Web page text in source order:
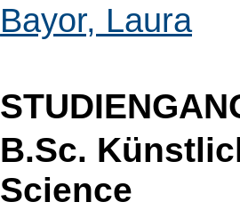
Bayor, Laura
B.Sc.
Science